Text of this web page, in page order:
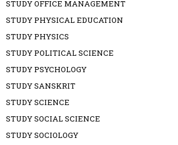
STUDY OFFICE MANAGEMENT
STUDY PHYSICAL EDUCATION
STUDY PHYSICS
STUDY POLITICAL SCIENCE
STUDY PSYCHOLOGY
STUDY SANSKRIT
STUDY SCIENCE
STUDY SOCIAL SCIENCE
STUDY SOCIOLOGY